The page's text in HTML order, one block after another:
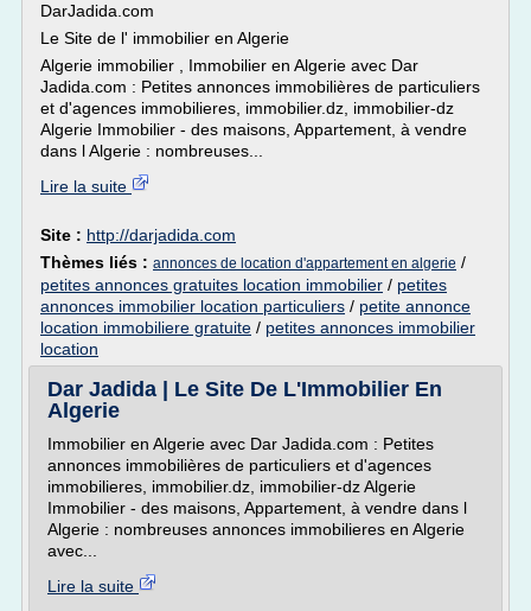
DarJadida.com
Le Site de l' immobilier en Algerie
Algerie immobilier , Immobilier en Algerie avec Dar
Jadida.com : Petites annonces immobilières de particuliers
et d'agences immobilieres, immobilier.dz, immobilier-dz
Algerie Immobilier - des maisons, Appartement, à vendre
dans l Algerie : nombreuses...
Lire la suite
Site : http://darjadida.com
Thèmes liés : annonces de location d'appartement en algerie /
petites annonces gratuites location immobilier / petites
annonces immobilier location particuliers / petite annonce
location immobiliere gratuite / petites annonces immobilier
location
Dar Jadida | Le Site De L'Immobilier En
Algerie
Immobilier en Algerie avec Dar Jadida.com : Petites
annonces immobilières de particuliers et d'agences
immobilieres, immobilier.dz, immobilier-dz Algerie
Immobilier - des maisons, Appartement, à vendre dans l
Algerie : nombreuses annonces immobilieres en Algerie
avec...
Lire la suite